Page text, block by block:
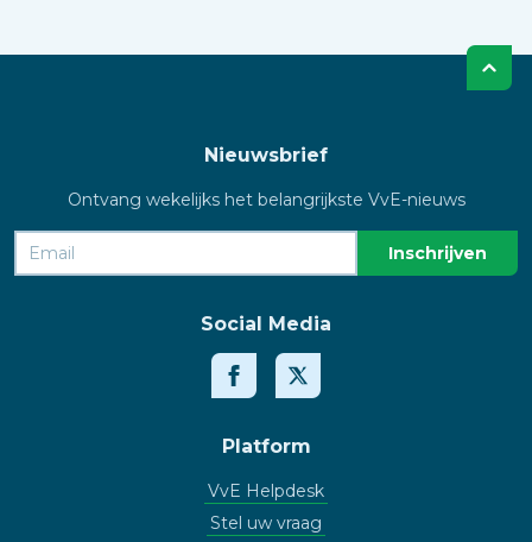
Nieuwsbrief
Ontvang wekelijks het belangrijkste VvE-nieuws
Social Media
Platform
VvE Helpdesk
Stel uw vraag